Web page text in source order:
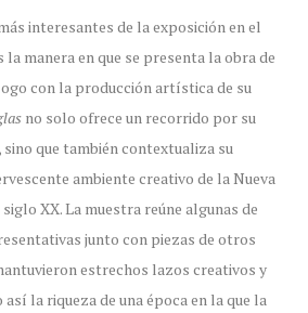
interesantes de la exposición en el
la manera en que se presenta la obra de
con la producción artística de su
no solo ofrece un recorrido por su
que también contextualiza su
ambiente creativo de la Nueva
XX. La muestra reúne algunas de
junto con piezas de otros
estrechos lazos creativos y
la riqueza de una época en la que la